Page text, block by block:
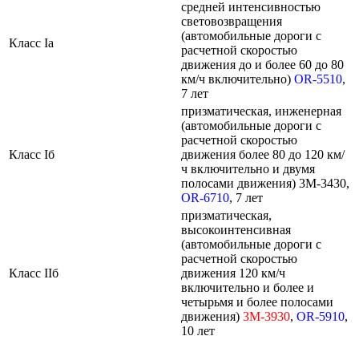
Класс Ia
средней интенсивностью
световозвращения
(автомобильные дороги с
расчетной скоростью
движения до и более 60 до 80
км/ч включительно) OR-5510,
7 лет
Класс Iб
призматическая, инженерная
(автомобильные дороги с
расчетной скоростью
движения более 80 до 120 км/
ч включительно и двумя
полосами движения) 3M-3430,
OR-6710, 7 лет
Класс IIб
призматическая,
высокоинтенсивная
(автомобильные дороги с
расчетной скоростью
движения 120 км/ч
включительно и более и
четырьмя и более полосами
движения) 3M-3930, OR-5910,
10 лет